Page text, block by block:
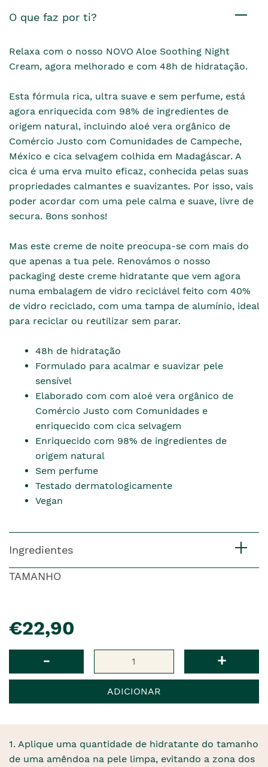
O que faz por ti?
Relaxa com o nosso NOVO Aloe Soothing Night
Cream, agora melhorado e com 48h de hidratação.
Esta fórmula rica, ultra suave e sem perfume, está
agora enriquecida com 98% de ingredientes de
origem natural, incluindo aloé vera orgânico de
Comércio Justo com Comunidades de Campeche,
México e cica selvagem colhida em Madagáscar. A
cica é uma erva muito eficaz, conhecida pelas suas
propriedades calmantes e suavizantes. Por isso, vais
poder acordar com uma pele calma e suave, livre de
secura. Bons sonhos!
Mas este creme de noite preocupa-se com mais do
que apenas a tua pele. Renovámos o nosso
packaging deste creme hidratante que vem agora
numa embalagem de vidro reciclável feito com 40%
de vidro reciclado, com uma tampa de alumínio, ideal
para reciclar ou reutilizar sem parar.
48h de hidratação
Formulado para acalmar e suavizar pele
sensível
Elaborado com com aloé vera orgânico de
Comércio Justo com Comunidades e
enriquecido com cica selvagem
Enriquecido com 98% de ingredientes de
origem natural
Sem perfume
Testado dermatologicamente
Vegan
Ingredientes
TAMANHO
€22,90
- +
ADICIONAR
1. Aplique uma quantidade de hidratante do tamanho
de uma amêndoa na pele limpa, evitando a zona dos